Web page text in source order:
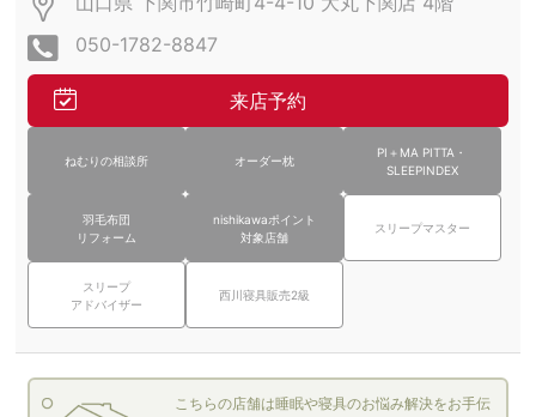
050-1782-8847
来店予約
ねむりの相談所 オーダー枕
PI＋MA PITTA・
SLEEPINDEX
羽毛布団
リフォーム
nishikawaポイント
対象店舗
スリープマスター
スリープ
アドバイザー
西川寝具販売2級
こちらの店舗は睡眠や寝具のお悩み解決をお手伝